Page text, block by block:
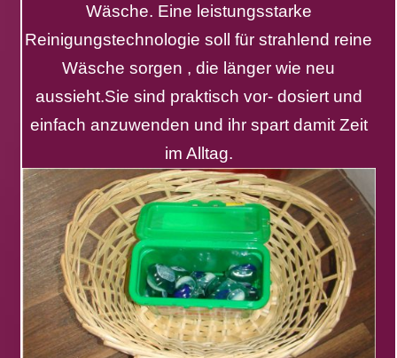
Wäsche. Eine leistungsstarke
Reinigungstechnologie soll für strahlend reine
Wäsche sorgen , die länger wie neu
aussieht.Sie sind praktisch vor- dosiert und
einfach anzuwenden und ihr spart damit Zeit
im Alltag.